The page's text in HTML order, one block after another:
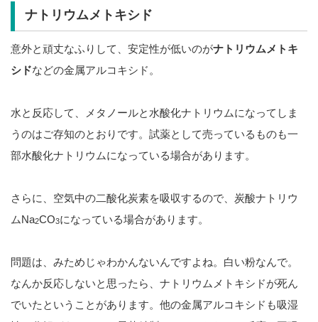
ナトリウムメトキシド
意外と頑丈なふりして、安定性が低いのがナトリウムメトキ
シドなどの金属アルコキシド。
水と反応して、メタノールと水酸化ナトリウムになってしま
うのはご存知のとおりです。試薬として売っているものも一
部水酸化ナトリウムになっている場合があります。
さらに、空気中の二酸化炭素を吸収するので、炭酸ナトリウ
ムNa2CO3になっている場合があります。
問題は、みためじゃわかんないんですよね。白い粉なんで。
なんか反応しないと思ったら、ナトリウムメトキシドが死ん
でいたということがあります。他の金属アルコキシドも吸湿